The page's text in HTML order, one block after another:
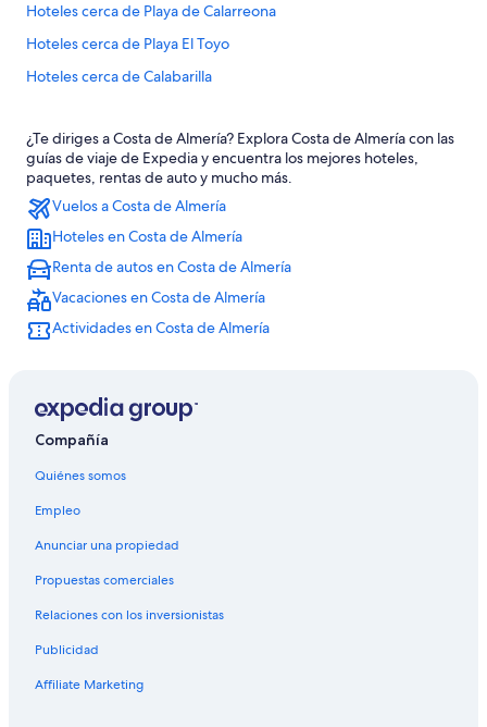
Hoteles cerca de Playa de Calarreona
Hoteles cerca de Playa El Toyo
Hoteles cerca de Calabarilla
Hoteles cerca de Playa del Rafal
Hoteles en La Garrofa
Hoteles cerca de Playa de los Genoveses
¿Te diriges a Costa de Almería? Explora Costa de Almería con las
guías de viaje de Expedia y encuentra los mejores hoteles,
paquetes, rentas de auto y mucho más.
Vuelos a Costa de Almería
Hoteles en Costa de Almería
Renta de autos en Costa de Almería
Vacaciones en Costa de Almería
Actividades en Costa de Almería
Compañía
Quiénes somos
Empleo
Anunciar una propiedad
Propuestas comerciales
Relaciones con los inversionistas
Publicidad
Affiliate Marketing